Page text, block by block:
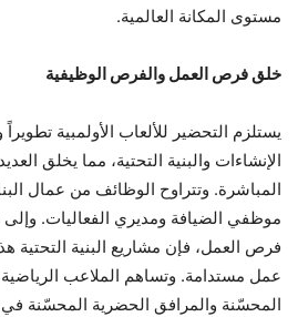
مستوى المكانة العالمية.
خلق فرص العمل والفرص الوظيفية
يستلزم التحضير للألعاب الأولمبية
الإنشاءات والبنية التحتية، مما يخلق
المباشرة. وتتراوح الوظائف من عمال
موظفي الضيافة ومديري الفعاليات. وإلى
فرص العمل، فإن مشاريع البنية
عمل مستدامة. وتساهم الملاعب الرياضية
المحسّنة والمرافق الحضرية المحسّنة في